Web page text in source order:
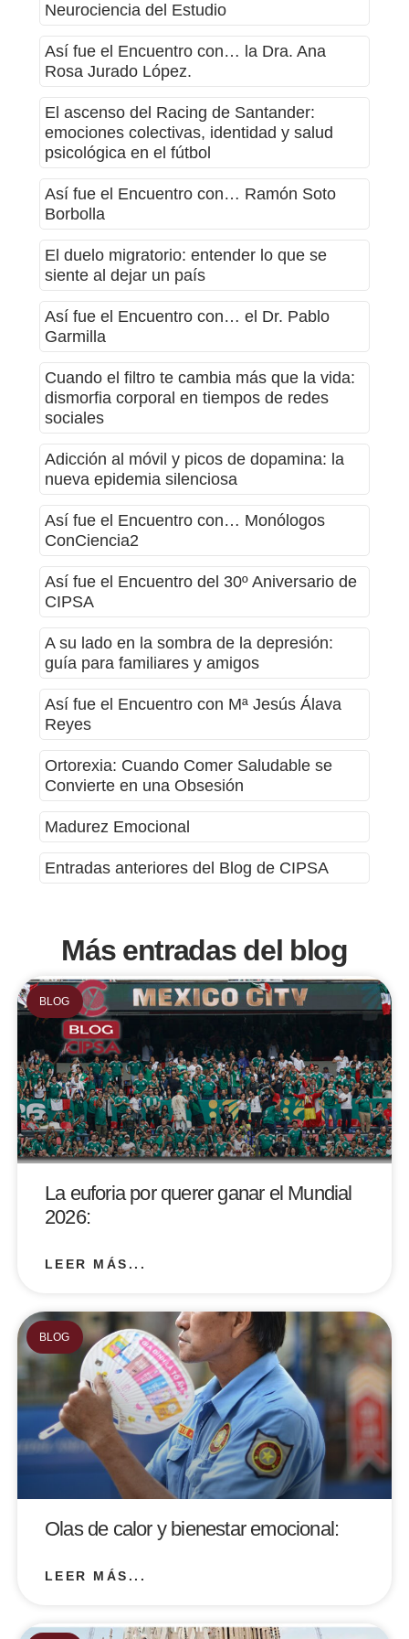
Neurociencia del Estudio
Así fue el Encuentro con… la Dra. Ana
Rosa Jurado López.
El ascenso del Racing de Santander:
emociones colectivas, identidad y salud
psicológica en el fútbol
Así fue el Encuentro con… Ramón Soto
Borbolla
El duelo migratorio: entender lo que se
siente al dejar un país
Así fue el Encuentro con… el Dr. Pablo
Garmilla
Cuando el filtro te cambia más que la vida:
dismorfia corporal en tiempos de redes
sociales
Adicción al móvil y picos de dopamina: la
nueva epidemia silenciosa
Así fue el Encuentro con… Monólogos
ConCiencia2
Así fue el Encuentro del 30º Aniversario de
CIPSA
A su lado en la sombra de la depresión:
guía para familiares y amigos
Así fue el Encuentro con Mª Jesús Álava
Reyes
Ortorexia: Cuando Comer Saludable se
Convierte en una Obsesión
Madurez Emocional
Entradas anteriores del Blog de CIPSA
Más entradas del blog
BLOG
La euforia por querer ganar el Mundial
2026:
LEER MÁS...
BLOG
Olas de calor y bienestar emocional:
LEER MÁS...